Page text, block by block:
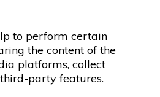
to perform certain
the content of the
platforms, collect
party features.